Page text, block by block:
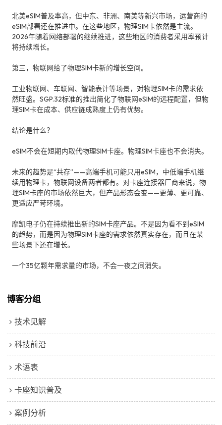
北美eSIM普及率高，但中东、非洲、南美等新兴市场，运营商的
eSIM部署还在推进中。在这些地区，物理SIM卡依然是主流。
2026年随着网络部署的继续推进，这些地区的消费者采用率预计
将持续增长。
第三，物联网给了物理SIM卡新的增长空间。
工业物联网、车联网、智能表计等场景，对物理SIM卡的需求依
然旺盛。SGP.32标准的推出简化了物联网eSIM的远程配置，但物
理SIM卡在成本、供应链成熟度上仍有优势。
结论是什么？
eSIM不会在短期内取代物理SIM卡座。物理SIM卡座也不会消失。
未来的趋势是“共存”——高端手机可能只用eSIM，中低端手机继
续用物理卡，物联网设备两者都有。对卡座连接器厂商来说，物
理SIM卡座的市场依然巨大，但产品形态会变——更薄、更可靠、
更适应严苛环境。
摩凯电子仍在持续推出新的SIM卡座产品。不是因为看不到eSIM
的趋势，而是因为物理SIM卡座的需求依然真实存在，而且在某
些场景下还在增长。
一个35亿颗年需求量的市场，不会一夜之间消失。
博客分组
技术见解
科技前沿
术语表
卡座知识普及
案例分析